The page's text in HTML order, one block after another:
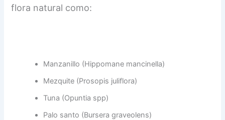
flora natural como:
Manzanillo (Hippomane mancinella)
Mezquite (Prosopis juliflora)
Tuna (Opuntia spp)
Palo santo (Bursera graveolens)